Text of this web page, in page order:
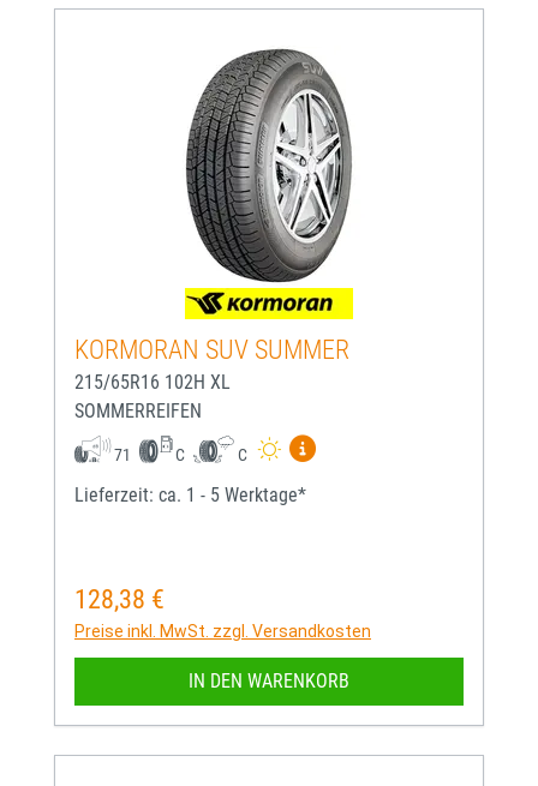
KORMORAN SUV SUMMER
215/65R16 102H XL
SOMMERREIFEN
71 C C
Mehr Informationen zum
Lieferzeit: ca. 1 - 5 Werktage*
Regulärer Preis:
128,38 €
Preise inkl. MwSt. zzgl. Versandkosten
IN DEN WARENKORB